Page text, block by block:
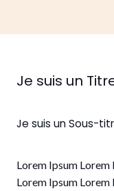
Je suis un
Je suis un Sous-
Lorem Ipsum Lorem
Lorem Ipsum Lorem